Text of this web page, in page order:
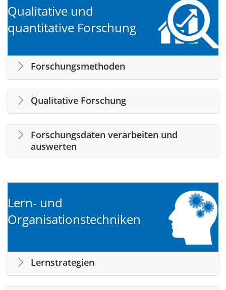
Qualitative und
quantitative Forschung
Forschungsmethoden
Qualitative Forschung
Forschungsdaten verarbeiten und
auswerten
Lern- und
Organisationstechniken
Lernstrategien